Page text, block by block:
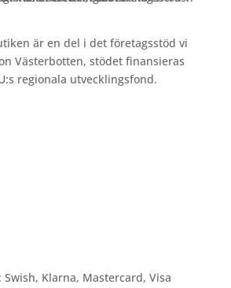
är en del i det företagsstöd vi
Västerbotten, stödet finansieras
regionala utvecklingsfond.